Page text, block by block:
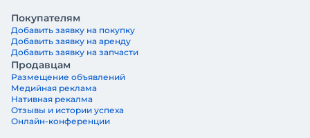
Покупателям
Добавить заявку на покупку
Добавить заявку на аренду
Добавить заявку на запчасти
Продавцам
Размещение объявлений
Медийная реклама
Нативная рекалма
Отзывы и истории успеха
Онлайн-конференции